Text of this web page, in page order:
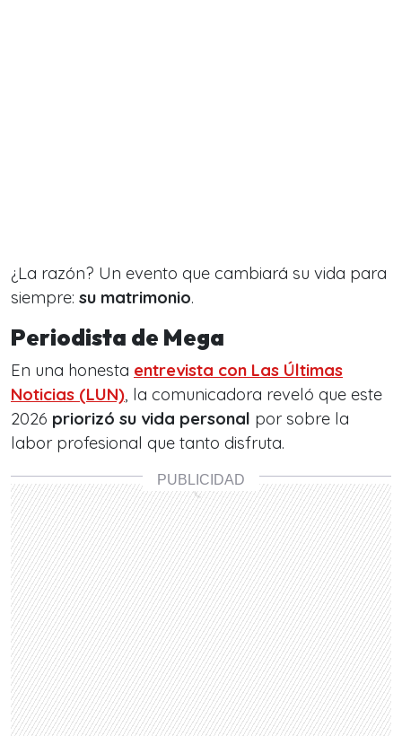
¿La razón? Un evento que cambiará su vida para
siempre: su matrimonio.
Periodista de Mega
En una honesta entrevista con Las Últimas
Noticias (LUN), la comunicadora reveló que este
2026 priorizó su vida personal por sobre la
labor profesional que tanto disfruta.